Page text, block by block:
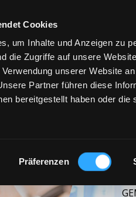
Cookies
um Inhalte und Anzeigen zu
die Zugriffe auf unsere
unserer Website
Partner führen diese
bereitgestellt haben oder
Präferenzen